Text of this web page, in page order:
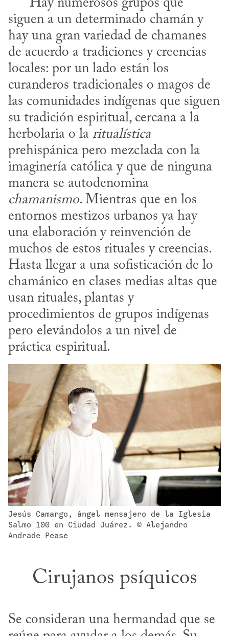
siguen a un determinado chamán y
hay una gran variedad de chamanes
de acuerdo a tradiciones y creencias
locales: por un lado están los
curanderos tradicionales o magos de
las comunidades indígenas que siguen
su tradición espiritual, cercana a la
herbolaria o la ritualística
prehispánica pero mezclada con la
imaginería católica y que de ninguna
chamanismo. Mientras que en los
entornos mestizos urbanos ya hay
una elaboración y reinvención de
muchos de estos rituales y creencias.
Hasta llegar a una sofisticación de lo
chamánico en clases medias altas que
usan rituales, plantas y
procedimientos de grupos indígenas
pero elevándolos a un nivel de
práctica espiritual.
Jesús Camargo, ángel mensajero de la Iglesia
Salmo 100 en Ciudad Juárez. © Alejandro
Andrade Pease
Cirujanos psíquicos
Se consideran una hermandad que se